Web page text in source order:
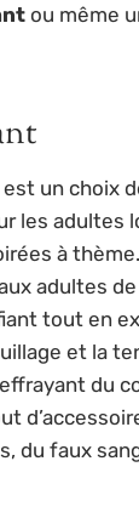
ou même
est un choix
les adultes
à
adultes
tout en
et la
du
du faux